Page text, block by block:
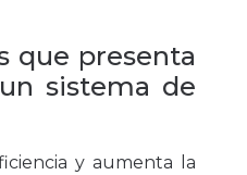
que presenta
sistema de
y aumenta la